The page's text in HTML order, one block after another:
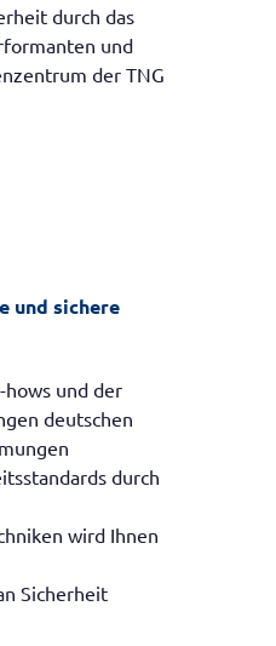
durch das
und
der TNG
und sichere
hows und der
deutschen
durch
wird Ihnen
Sicherheit